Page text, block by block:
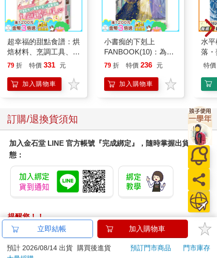
超幸福的甜點食譜：烘
焙材料、烹調工具、可
愛配色【閃亮女孩6】
79 折 特價 331 元
加入購物車
小書痴的下剋上
FANBOOK(10)：為了
成為圖書管理員不擇手
79 折 特價 236 元
加入購物車
水
落
特價
訂購/退換貨須知
加入金石堂 LINE 官方帳號『完成綁定』，隨時掌握出貨動
態：
提醒您！！
金石堂及銀行均不會請您操作ATM! 如接獲電話要求您前往
ATM提款機，請不要聽從指示，以免受騙上當！
立即結帳 加入購物車
預計 2026/08/14 出貨 購買後進貨 預訂門市商品
門市庫存